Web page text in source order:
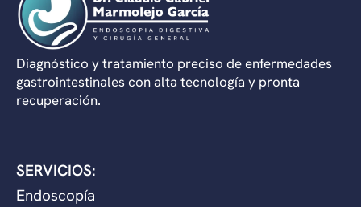
Diagnóstico y tratamiento preciso de enfermedades
gastrointestinales con alta tecnología y pronta
recuperación.
SERVICIOS:
Endoscopía